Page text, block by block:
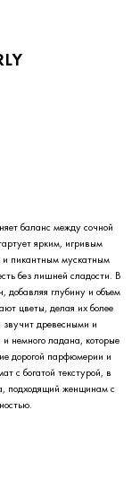
баланс между сочной
ярким, игривым
и пикантным мускатным
без лишней сладости. В
добавляя глубину и объем
цветы, делая их более
древесными и
немного ладана, которые
дорогой парфюмерии и
с богатой текстурой, в
подходящий женщинам с